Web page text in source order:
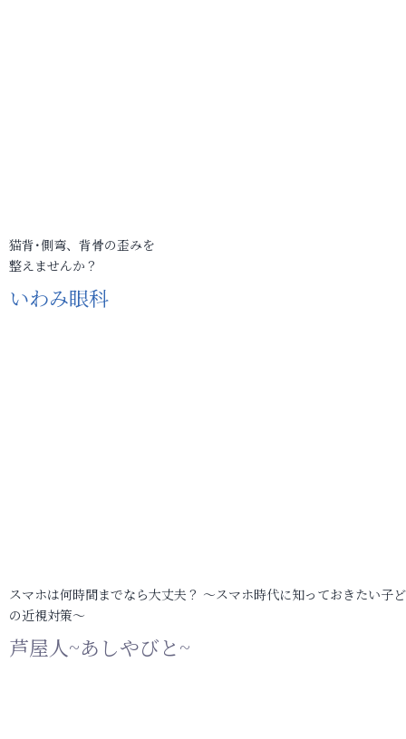
猫背･側弯、背骨の歪みを
整えませんか？
いわみ眼科
スマホは何時間までなら大丈夫？ ～スマホ時代に知っておきたい子
の近視対策～
芦屋人~あしやびと~